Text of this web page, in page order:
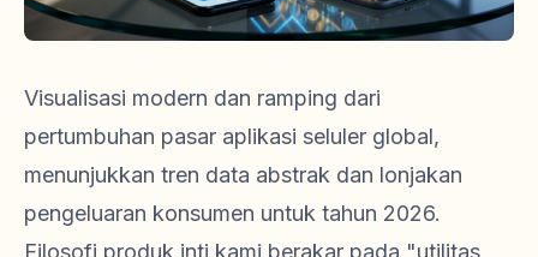
Visualisasi modern dan ramping dari
pertumbuhan pasar aplikasi seluler global,
menunjukkan tren data abstrak dan lonjakan
pengeluaran konsumen untuk tahun 2026.
Filosofi produk inti kami berakar pada "utilitas